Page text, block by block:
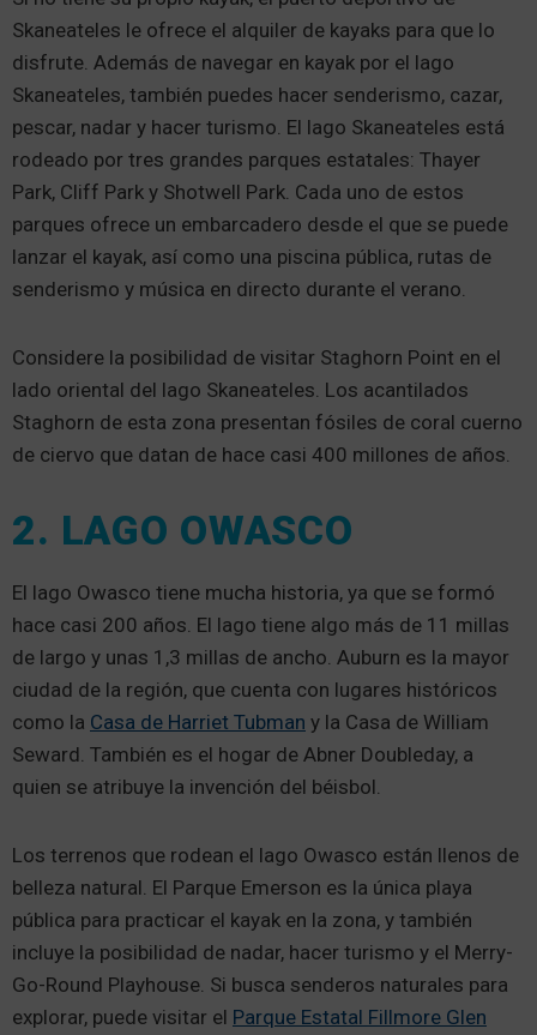
Skaneateles le ofrece el alquiler de kayaks para que lo
disfrute. Además de navegar en kayak por el lago
Skaneateles, también puedes hacer senderismo, cazar,
pescar, nadar y hacer turismo. El lago Skaneateles está
rodeado por tres grandes parques estatales: Thayer
Park, Cliff Park y Shotwell Park. Cada uno de estos
parques ofrece un embarcadero desde el que se puede
lanzar el kayak, así como una piscina pública, rutas de
senderismo y música en directo durante el verano.
Considere la posibilidad de visitar Staghorn Point en el
lado oriental del lago Skaneateles. Los acantilados
Staghorn de esta zona presentan fósiles de coral cuerno
de ciervo que datan de hace casi 400 millones de años.
2. LAGO OWASCO
El lago Owasco tiene mucha historia, ya que se formó
hace casi 200 años. El lago tiene algo más de 11 millas
de largo y unas 1,3 millas de ancho. Auburn es la mayor
ciudad de la región, que cuenta con lugares históricos
como la Casa de Harriet Tubman y la Casa de William
Seward. También es el hogar de Abner Doubleday, a
quien se atribuye la invención del béisbol.
Los terrenos que rodean el lago Owasco están llenos de
belleza natural. El Parque Emerson es la única playa
pública para practicar el kayak en la zona, y también
incluye la posibilidad de nadar, hacer turismo y el Merry-
Go-Round Playhouse. Si busca senderos naturales para
explorar, puede visitar el Parque Estatal Fillmore Glen